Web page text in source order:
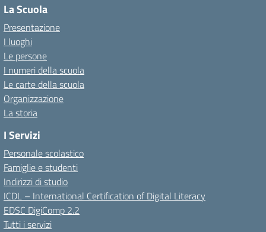
La Scuola
Presentazione
I luoghi
Le persone
I numeri della scuola
Le carte della scuola
Organizzazione
La storia
I Servizi
Personale scolastico
Famiglie e studenti
Indirizzi di studio
ICDL – International Certification of Digital Literacy
EDSC DigiComp 2.2
Tutti i servizi